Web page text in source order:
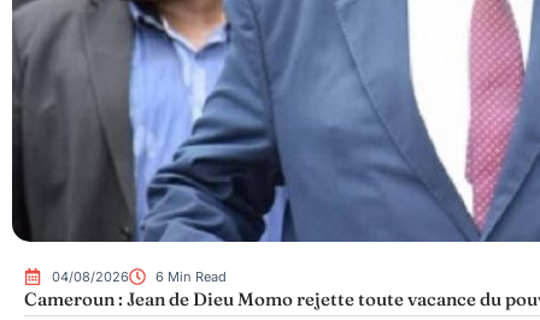
04/08/2026 6 Min Read
Cameroun : Jean de Dieu Momo rejette toute vacance du